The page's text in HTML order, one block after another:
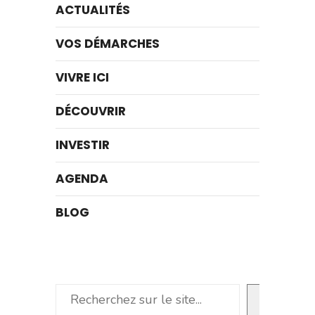
ACTUALITÉS
VOS DÉMARCHES
VIVRE ICI
DÉCOUVRIR
INVESTIR
AGENDA
BLOG
Rechercher